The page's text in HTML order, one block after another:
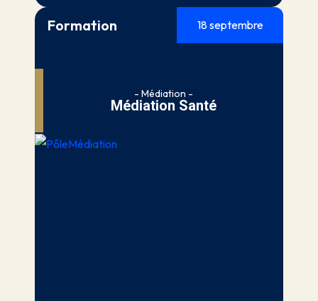
Formation
18 septembre
- Médiation -
Médiation Santé